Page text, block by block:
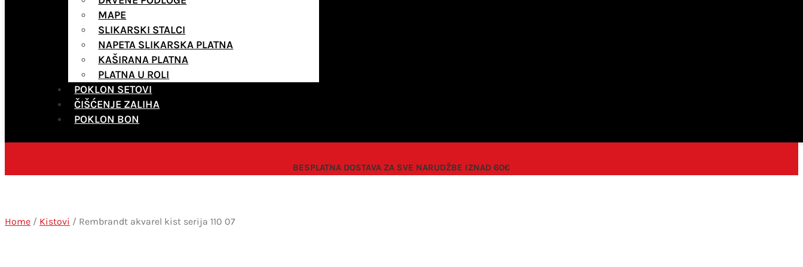
MAPE
SLIKARSKI STALCI
NAPETA SLIKARSKA PLATNA
KAŠIRANA PLATNA
PLATNA U ROLI
POKLON SETOVI
ČIŠĆENJE ZALIHA
POKLON BON
BESPLATNA DOSTAVA ZA SVE NARUDŽBE IZNAD 60€
Home / Kistovi / Rembrandt akvarel kist serija 110 07